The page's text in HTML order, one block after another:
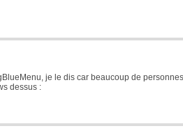
je le dis car beaucoup de
dessus :